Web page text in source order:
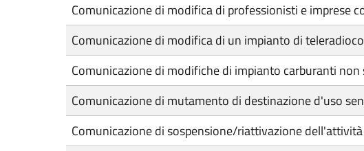
Comunicazione di modifica di professionisti e imprese
Comunicazione di modifica di un impianto di
Comunicazione di modifiche di impianto carburanti
Comunicazione di mutamento di destinazione d'uso
Comunicazione di sospensione/riattivazione